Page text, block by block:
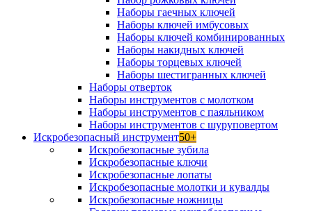
Наборы гаечных ключей
Наборы ключей имбусовых
Наборы ключей комбинированных
Наборы накидных ключей
Наборы торцевых ключей
Наборы шестигранных ключей
Наборы отверток
Наборы инструментов с молотком
Наборы инструментов с паяльником
Наборы инструментов с шуруповертом
Искробезопасный инструмент50+
Искробезопасные зубила
Искробезопасные ключи
Искробезопасные лопаты
Искробезопасные молотки и кувалды
Искробезопасные ножницы